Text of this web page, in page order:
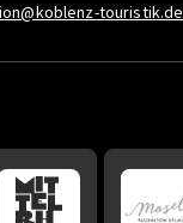
touristik.de